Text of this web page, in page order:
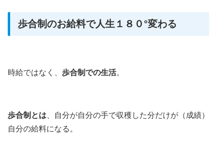
歩合制のお給料で人生１８０°変わる
時給ではなく、 歩合制での生活。
歩合制とは 、自分が自分の手で収穫した分だけが（成績）
自分の給料になる。